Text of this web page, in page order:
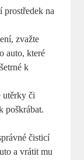
prostředek na
zvažte
auto, které
k
utěrky či
poškrábat.
čisticí
a vrátit mu